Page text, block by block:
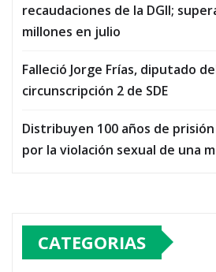
recaudaciones de la DGII;
millones en julio
Falleció Jorge Frías, diputado
circunscripción 2 de SDE
Distribuyen 100 años de
por la violación sexual de una
CATEGORIAS